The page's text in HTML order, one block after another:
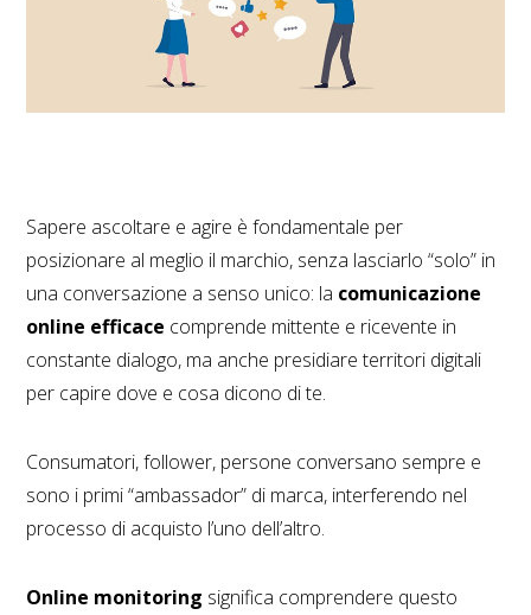
Sapere ascoltare e agire è fondamentale per
posizionare al meglio il marchio, senza lasciarlo “solo” in
una conversazione a senso unico: la comunicazione
online efficace comprende mittente e ricevente in
constante dialogo, ma anche presidiare territori digitali
per capire dove e cosa dicono di te.
Consumatori, follower, persone conversano sempre e
sono i primi “ambassador” di marca, interferendo nel
processo di acquisto l’uno dell’altro.
Online monitoring significa comprendere questo